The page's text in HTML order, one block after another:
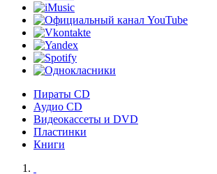
Пираты CD
Аудио CD
Видеокассеты и DVD
Пластинки
Книги